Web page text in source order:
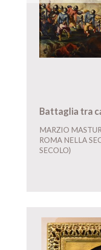
Battaglia tra
MARZIO
ROMA NELLA
SECOLO)